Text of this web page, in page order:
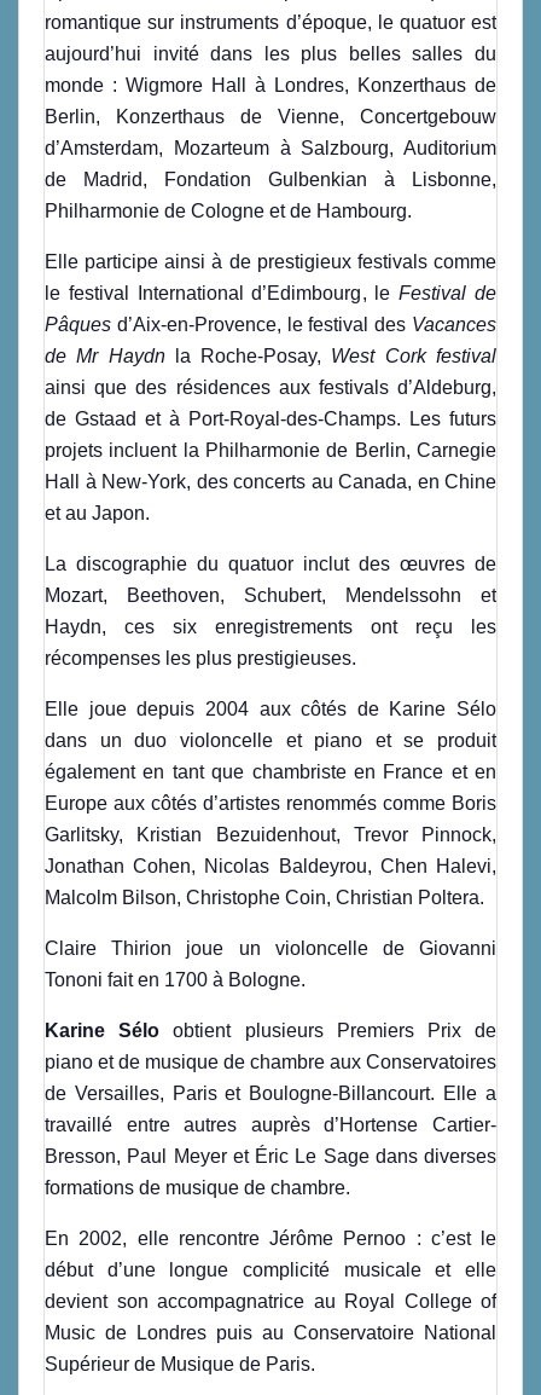
romantique sur instruments d’époque, le quatuor est
aujourd’hui invité dans les plus belles salles du
monde : Wigmore Hall à Londres, Konzerthaus de
Berlin, Konzerthaus de Vienne, Concertgebouw
d’Amsterdam, Mozarteum à Salzbourg, Auditorium
de Madrid, Fondation Gulbenkian à Lisbonne,
Philharmonie de Cologne et de Hambourg.
Elle participe ainsi à de prestigieux festivals comme
le festival International d’Edimbourg, leFestival de
Pâques d’Aix-en-Provence, le festival des Vacances
de Mr Haydn
la Roche-Posay, West Cork festival
ainsi que des résidences aux festivals d’Aldeburg,
de Gstaad et à Port-Royal-des-Champs. Les futurs
projets incluent la Philharmonie de Berlin, Carnegie
Hall à New-York, des concerts au Canada, en Chine
et au Japon.
La discographie du quatuor inclut des œuvres de
Mozart, Beethoven, Schubert, Mendelssohn et
Haydn, ces six enregistrements ont reçu les
récompenses les plus prestigieuses.
Elle joue depuis 2004 aux côtés de Karine Sélo
dans un duo violoncelle et piano et se produit
également en tant que chambriste en France et en
Europe aux côtés d’artistes renommés comme Boris
Garlitsky, Kristian Bezuidenhout, Trevor Pinnock,
Jonathan Cohen, Nicolas Baldeyrou, Chen Halevi,
Malcolm Bilson, Christophe Coin, Christian Poltera.
Claire Thirion joue un violoncelle de Giovanni
Tononi fait en 1700 à Bologne.
Karine Sélo obtient plusieurs Premiers Prix de
piano et de musique de chambre aux Conservatoires
de Versailles, Paris et Boulogne-Billancourt. Elle a
travaillé entre autres auprès d’Hortense Cartier-
Bresson, Paul Meyer et Éric Le Sage dans diverses
formations de musique de chambre.
En 2002, elle rencontre Jérôme Pernoo : c’est le
début d’une longue complicité musicale et elle
devient son accompagnatrice au Royal College of
Music de Londres puis au Conservatoire National
Supérieur de Musique de Paris.